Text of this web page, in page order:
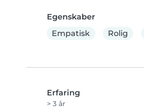
Egenskaber
Empatisk
Rolig
Erfaring
> 3 år